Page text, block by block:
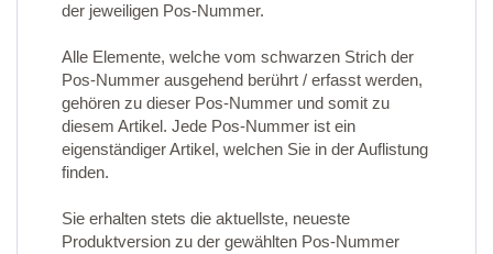
der jeweiligen Pos-Nummer.
Alle Elemente, welche vom schwarzen Strich der
Pos-Nummer ausgehend berührt / erfasst werden,
gehören zu dieser Pos-Nummer und somit zu
diesem Artikel. Jede Pos-Nummer ist ein
eigenständiger Artikel, welchen Sie in der Auflistung
finden.
Sie erhalten stets die aktuellste, neueste
Produktversion zu der gewählten Pos-Nummer